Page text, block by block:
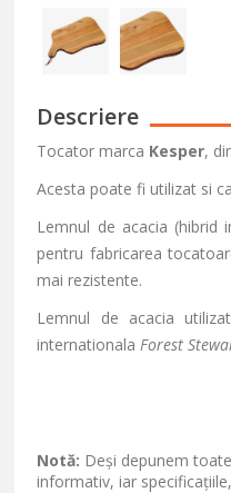
Descriere
Tocator marca Kesper,
Acesta poate fi utilizat si
Lemnul de acacia (hibrid
pentru fabricarea
mai rezistente.
Lemnul de acacia
internationalaForest
Notă: Deși depunem
informativ, iar